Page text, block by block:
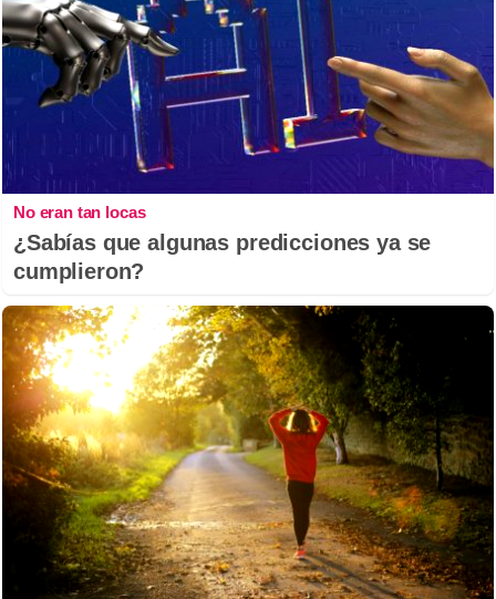
No eran tan locas
¿Sabías que algunas predicciones ya se
cumplieron?